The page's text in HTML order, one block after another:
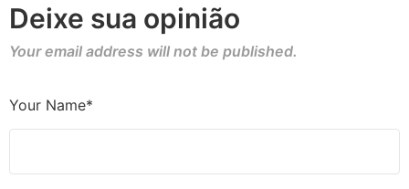
Deixe sua opinião
Your email address will not be published.
Your Name*